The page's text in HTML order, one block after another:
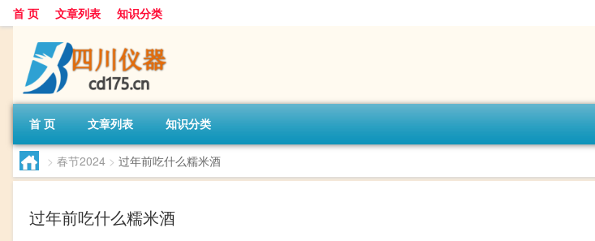
首 页 文章列表 知识分类
首 页 文章列表 知识分类
> 春节2024 > 过年前吃什么糯米酒
过年前吃什么糯米酒